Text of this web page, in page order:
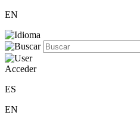
EN
Acceder
ES
EN